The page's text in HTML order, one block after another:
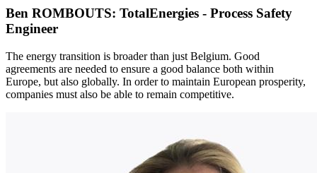
Ben ROMBOUTS: TotalEnergies - Process Safety
Engineer
The energy transition is broader than just Belgium. Good
agreements are needed to ensure a good balance both within
Europe, but also globally. In order to maintain European prosperity,
companies must also be able to remain competitive.